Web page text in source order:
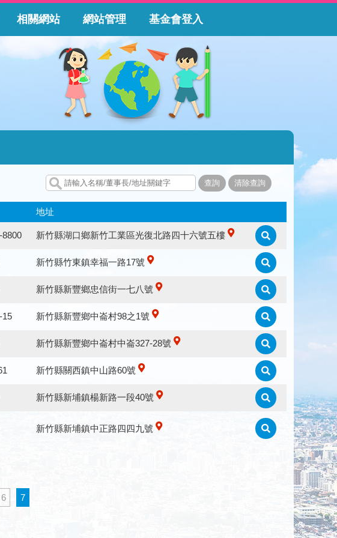
相關網站 網站管理 基金會登入
地址
8800 新竹縣湖口鄉新竹工業區光復北路四十六號五樓
新竹縣竹東鎮幸福一路17號
新竹縣新豐鄉忠信街一七八號
15 新竹縣新豐鄉中崙村98之1號
新竹縣新豐鄉中崙村中崙327-28號
新竹縣關西鎮中山路60號
新竹縣新埔鎮楊新路一段40號
新竹縣新埔鎮中正路四四九號
6 7